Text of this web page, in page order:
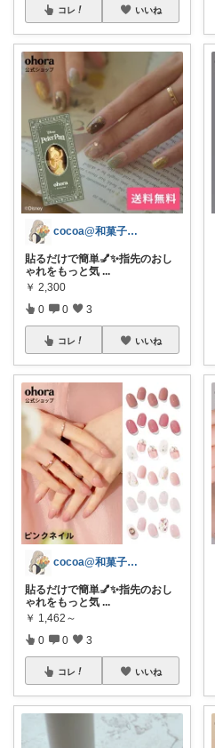
コレ いいね
cocoa@和菓子大好き
貼るだけで簡単💅✨指先のおし
ゃれをもっと気 ...
￥ 2,300
0 0 3
コレ いいね
cocoa@和菓子大好き
貼るだけで簡単💅✨指先のおし
ゃれをもっと気 ...
￥ 1,462～
0 0 3
コレ いいね